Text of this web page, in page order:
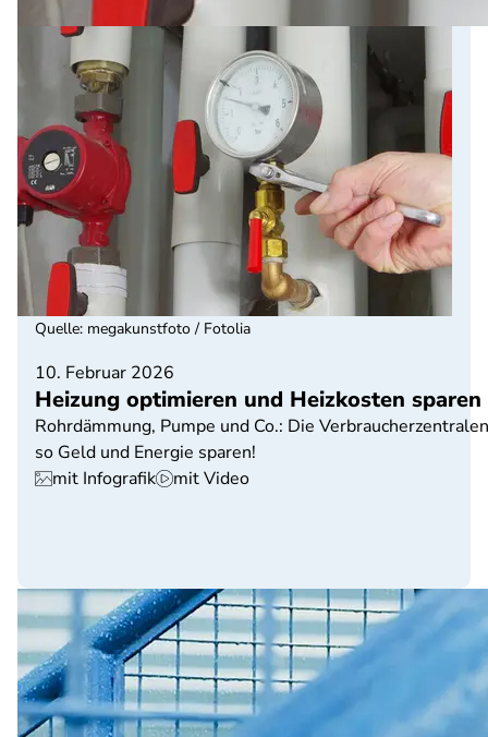
10. Februar 2026
Heizung optimieren und Heizkosten sparen
Rohrdämmung, Pumpe und Co.: Die
so Geld und Energie sparen!
mit Infografik
mit Video
Quelle: megakunstfoto / Fotolia